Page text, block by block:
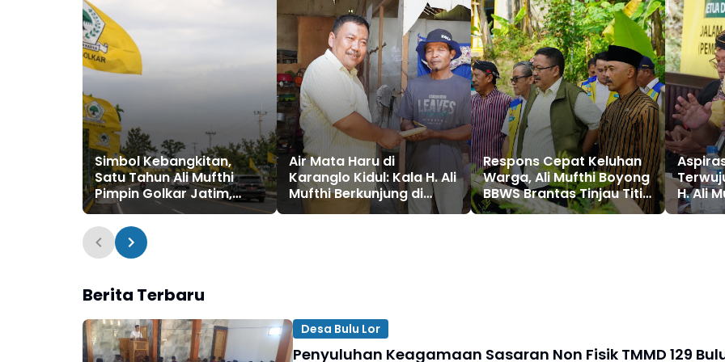
Simbol Kebangkitan,
Satu Tahun Ali Mufthi
Pimpin Golkar Jatim,
Ribuan Bendera Berkibar
hingga Pelosok Pantura
Air Mata Haru di
Karanglo Kidul: Kala H. Ali
Mufthi Berkunjung di
Keluarga Mistono
Respons Cepat Keluhan
Warga, Ali Mufthi Boyong
BBWS Brantas Tinjau Titik
Banjir di Trenggalek
H. Ali
Berita Terbaru
Desa Bulu Lor
Penyuluhan Keagamaan Sasaran Non Fisik TMMD 129